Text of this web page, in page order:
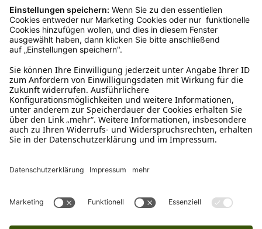
Schreibe uns
verkauf@schecker.de
WhatsApp Support
+49 1520 8997191
Tritt unserem Newsletter bei